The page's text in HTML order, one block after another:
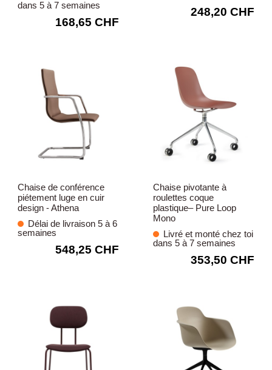
dans 5 à 7 semaines
168,65 CHF
248,20 CHF
Chaise de conférence
piétement luge en cuir
design - Athena
Délai de livraison 5 à 6
semaines
548,25 CHF
Chaise pivotante à
roulettes coque
plastique– Pure Loop
Mono
Livré et monté chez toi
dans 5 à 7 semaines
353,50 CHF